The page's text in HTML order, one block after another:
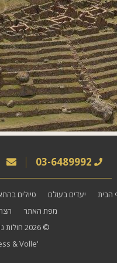
03-6489992
הבית יעדים בעולם טיולים
מפת האתר
© 2026
חולות
&Volle'